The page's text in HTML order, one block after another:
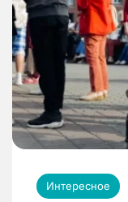
Интересное